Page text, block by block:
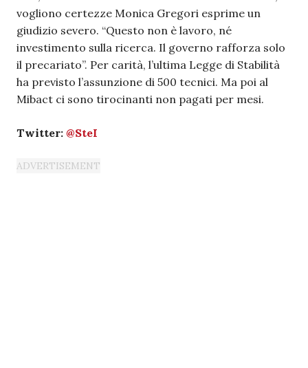
vogliono certezze Monica Gregori esprime un
giudizio severo. “Questo non è lavoro, né
investimento sulla ricerca. Il governo rafforza solo
il precariato”. Per carità, l’ultima Legge di Stabilità
ha previsto l’assunzione di 500 tecnici. Ma poi al
Mibact ci sono tirocinanti non pagati per mesi.
Twitter: @SteI